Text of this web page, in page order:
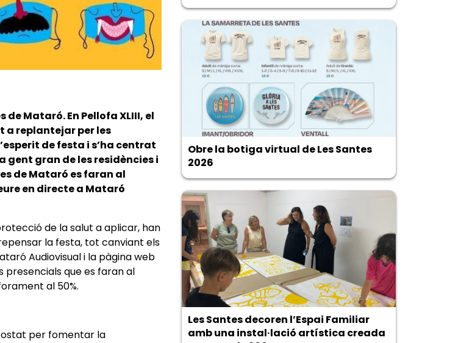
de Mataró. En Pellofa XLIII, el
a replantejar per les
de festa i s’ha centrat
gent gran de les residències i
de Mataró es faran al
en directe a Mataró
de la salut a aplicar, han
la festa, tot canviant els
Audiovisual i la pàgina web
que es faran al
al 50%.
per fomentar la
Obre la botiga virtual de Les Santes
2026
Les Santes decoren l’Espai Familiar
amb una instal·lació artística creada